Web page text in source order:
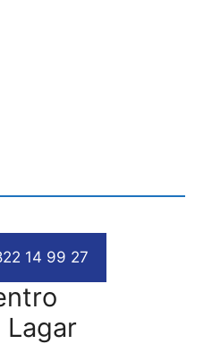
14 99 27
Lagar